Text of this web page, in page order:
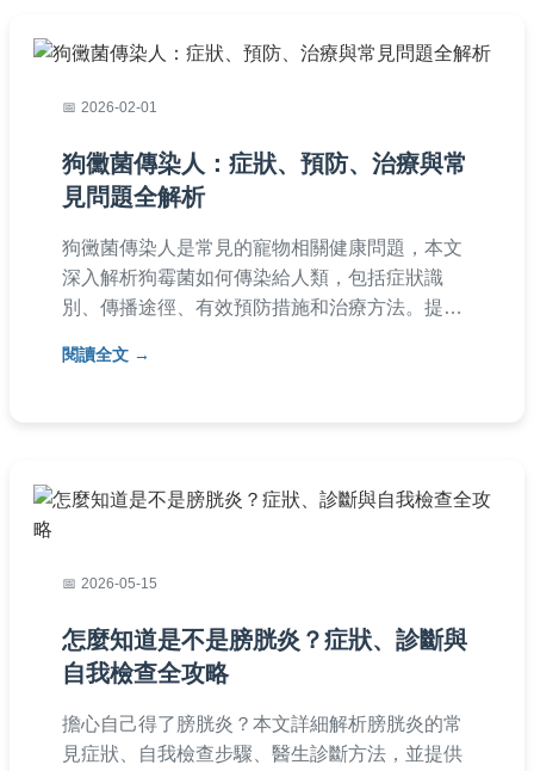
2026-02-01
狗黴菌傳染人：症狀、預防、治療與常
見問題全解析
狗黴菌傳染人是常見的寵物相關健康問題，本文
深入解析狗霉菌如何傳染給人類，包括症狀識
別、傳播途徑、有效預防措施和治療方法。提供
叉感染。內容基於專業知識和真實案例，確保資
閱讀全文
2026-05-15
怎麼知道是不是膀胱炎？症狀、診斷與
自我檢查全攻略
擔心自己得了膀胱炎？本文詳細解析膀胱炎的常
見症狀、自我檢查步驟、醫生診斷方法，並提供